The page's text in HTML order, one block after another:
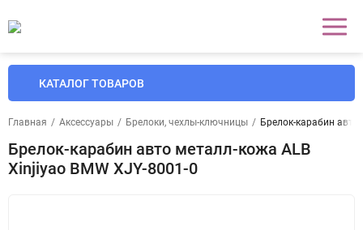
КАТАЛОГ ТОВАРОВ
Главная / Аксессуары / Брелоки, чехлы-ключницы / Брелок-карабин
Брелок-карабин авто металл-кожа ALB
Xinjiyao BMW XJY-8001-0